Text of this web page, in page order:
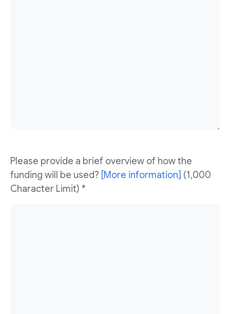
Please provide a brief overview of how the
funding will be used? [More information] (1,000
Character Limit) *